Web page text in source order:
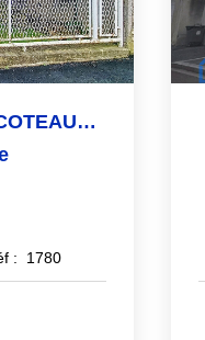
HERBLAY SUR SEINE- LES COTEAUX- 6 MINUTES GARE
: 1780